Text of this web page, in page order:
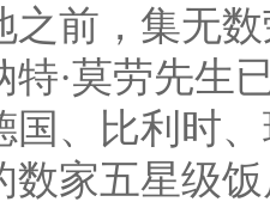
之前，集无
·莫劳先生
国、比利时
数家五星级